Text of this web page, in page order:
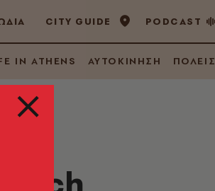
CITY GUIDE PODCAST
IN ATHENS ΑΥΤΟΚΙΝΗΣΗ ΠΟΛΕΙΣ